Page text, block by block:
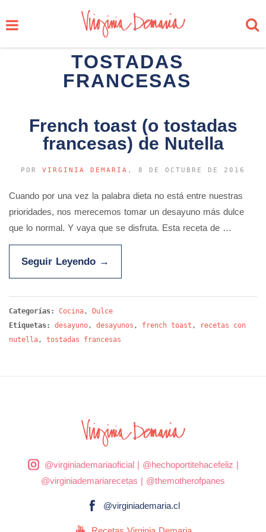
TOSTADAS
FRANCESAS
French toast (o tostadas
francesas) de Nutella
POR VIRGINIA DEMARÍA , 8 DE OCTUBRE DE 2016
Cuando por una vez la palabra dieta no está entre nuestras
prioridades, nos merecemos tomar un desayuno más dulce
que lo normal. Y vaya que se disfruta. Esta receta de …
Seguir Leyendo →
Categorías: Cocina,
Dulce
Etiquetas:
desayuno, desayunos , french toast ,
recetas con
nutella, tostadas francesas
@virginiademariaoficial| @hechoportitehacefeliz |
@virginiademariarecetas | @themotherofpanes
@virginiademaria.cl